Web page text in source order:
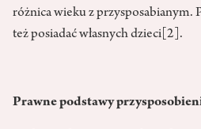
różnica wieku z przysposabianym.
też posiadać własnych dzieci [2] .
Prawne podstawy